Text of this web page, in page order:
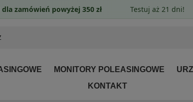
MONITORY POLEASINGOWE
KONTAKT
zamówień powyżej 350 zł Testuj aż 21 dni!